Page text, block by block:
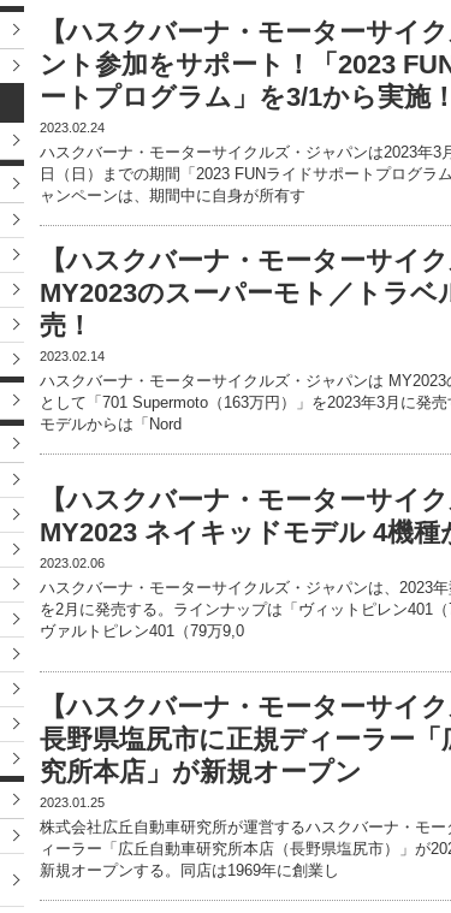
【ハスクバーナ・モーターサイ
ント参加をサポート！「2023
ートプログラム」を3/1から実施！
2023.02.24
ハスクバーナ・モーターサイクルズ・ジャパンは2023年3
日（日）までの期間「2023 FUNライドサポートプログラ
ャンペーンは、期間中に自身が所有す
【ハスクバーナ・モーターサイク
MY2023のスーパーモト／トラベ
売！
2023.02.14
ハスクバーナ・モーターサイクルズ・ジャパンは
として「701 Supermoto（163万円）」を2023年3月に発
モデルからは「Nord
【ハスクバーナ・モーターサイク
MY2023 ネイキッドモデル 4機種
2023.02.06
ハスクバーナ・モーターサイクルズ・ジャパンは、2023
を2月に発売する。ラインナップは「ヴィットピレン401
ヴァルトピレン401（79万9,0
【ハスクバーナ・モーターサイ
長野県塩尻市に正規ディーラー「
究所本店」が新規オープン
2023.01.25
株式会社広丘自動車研究所が運営するハスクバーナ・モ
ィーラー「広丘自動車研究所本店（長野県塩尻市）」が
新規オープンする。同店は1969年に創業し